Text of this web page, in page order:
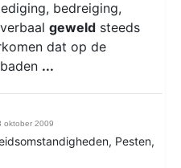
bedreiging,
geweld steeds
dat op de
...
oktober 2009
, Pesten,